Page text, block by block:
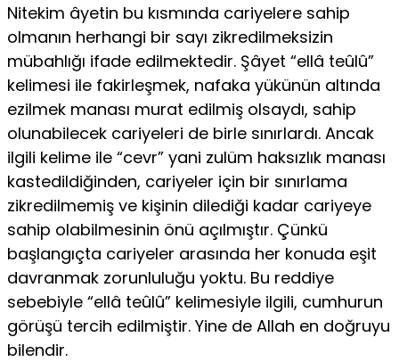
Nitekim âyetin bu kısmında cariyelere sahip
olmanın herhangi bir sayı zikredilmeksizin
mübahlığı ifade edilmektedir. Şâyet “ellâ teûlû”
kelimesi ile fakirleşmek, nafaka yükünün altında
ezilmek manası murat edilmiş olsaydı, sahip
olunabilecek cariyeleri de birle sınırlardı. Ancak
ilgili kelime ile “cevr” yani zulüm haksızlık manası
kastedildiğinden, cariyeler için bir sınırlama
zikredilmemiş ve kişinin dilediği kadar cariyeye
sahip olabilmesinin önü açılmıştır. Çünkü
başlangıçta cariyeler arasında her konuda eşit
davranmak zorunluluğu yoktu. Bu reddiye
sebebiyle “ellâ teûlû” kelimesiyle ilgili, cumhurun
görüşü tercih edilmiştir. Yine de Allah en doğruyu
bilendir.